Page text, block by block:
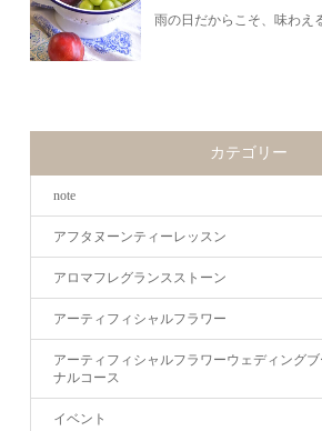
雨の日だからこそ、味わえ
カテゴリー
note
アフタヌーンティーレッスン
アロマフレグランスストーン
アーティフィシャルフラワー
アーティフィシャルフラワーウェディング
ナルコース
イベント